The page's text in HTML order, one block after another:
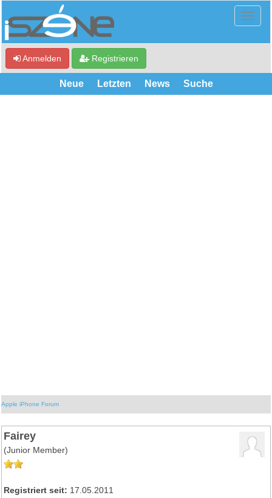
Anmelden Registrieren
Neue Letzten News Suche
Apple iPhone Forum
Fairey
(Junior Member)
Registriert seit: 17.05.2011